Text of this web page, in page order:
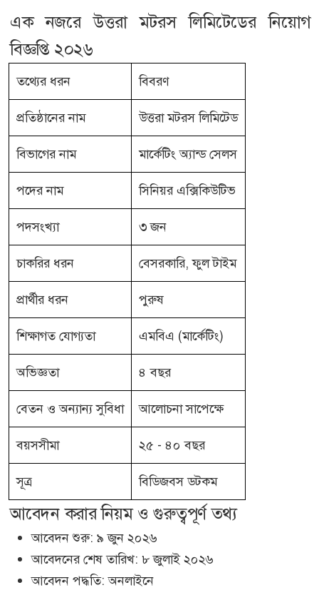
এক নজরে উত্তরা মটরস লিমিটেডের নিয়োগ
বিজ্ঞপ্তি ২০২৬
তথ্যের ধরন বিবরণ
প্রতিষ্ঠানের নাম উত্তরা মটরস লিমিটেড
বিভাগের নাম মার্কেটিং অ্যান্ড সেলস
পদের নাম সিনিয়র এক্সিকিউটিভ
পদসংখ্যা ৩ জন
চাকরির ধরন বেসরকারি, ফুল টাইম
প্রার্থীর ধরন পুরুষ
শিক্ষাগত যোগ্যতা এমবিএ (মার্কেটিং)
অভিজ্ঞতা ৪ বছর
বেতন ও অন্যান্য সুবিধা আলোচনা সাপেক্ষে
বয়সসীমা ২৫ - ৪০ বছর
সূত্র বিডিজবস ডটকম
আবেদন করার নিয়ম ও গুরুত্বপূর্ণ তথ্য
আবেদন শুরু: ৯ জুন ২০২৬
আবেদনের শেষ তারিখ: ৮ জুলাই ২০২৬
আবেদন পদ্ধতি: অনলাইনে